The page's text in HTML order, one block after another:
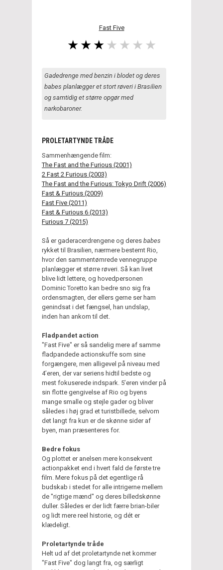
Fast Five
Gadedrenge med benzin i blodet og deres
babes planlægger et stort røveri i Brasilien
og samtidig et større opgør med
narkobaroner.
PROLETARTYNDE TRÅDE
Sammenhængende film:
The Fast and the Furious (2001)
2 Fast 2 Furious (2003)
The Fast and the Furious: Tokyo Drift (2006)
Fast & Furious (2009)
Fast Five (2011)
Fast & Furious 6 (2013)
Furious 7 (2015)
Så er gaderacerdrengene og deres babes
rykket til Brasilien, nærmere bestemt Rio,
hvor den sammentømrede vennegruppe
planlægger et større røveri. Så kan livet
blive lidt lettere, og hovedpersonen
Dominic Toretto kan bedre sno sig fra
ordensmagten, der ellers gerne ser ham
genindsat i det fængsel, han undslap,
inden han ankom til det.
Fladpandet action
"Fast Five" er så sandelig mere af samme
fladpandede actionskuffe som sine
forgængere, men alligevel på niveau med
4’eren, der var seriens hidtil bedste og
mest fokuserede indspark. 5’eren vinder på
sin flotte gengivelse af Rio og byens
mange smalle og stejle gader og bliver
således i høj grad et turistbillede, selvom
det langt fra kun er de skønne sider af
byen, man præsenteres for.
Bedre fokus
Og plottet er anelsen mere konsekvent
actionpakket end i hvert fald de første tre
film. Mere fokus på det egentlige rå
budskab i stedet for alle intrigerne mellem
de "rigtige mænd" og deres billedskønne
duller. Således er der lidt færre brian-biler
og lidt mere reel historie, og dét er
klædeligt.
Proletartynde tråde
Helt ud af det proletartynde net kommer
"Fast Five" dog langt fra, og særligt